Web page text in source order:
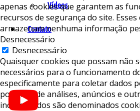
Vídeos
Contato
apenas cookies que garantem as
recursos de segurança do site.
armazenam nenhuma informação
Desnecessário
Desnecessário
Quaisquer cookies que possam não
necessários para o funcionamento
especificamente para coletar dados
por meio de análises, anúncios e
incorporados são denominados